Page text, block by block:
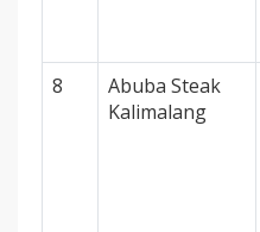
8
Abuba Steak
Kalimalang